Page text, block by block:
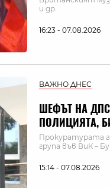
и др.
16:23 - 07.08.2026
ВАЖНО ДНЕС
ШЕФЪТ НА
ПОЛИЦИЯТА,
Прокуратурата
група във ВиК –
15:14 - 07.08.2026